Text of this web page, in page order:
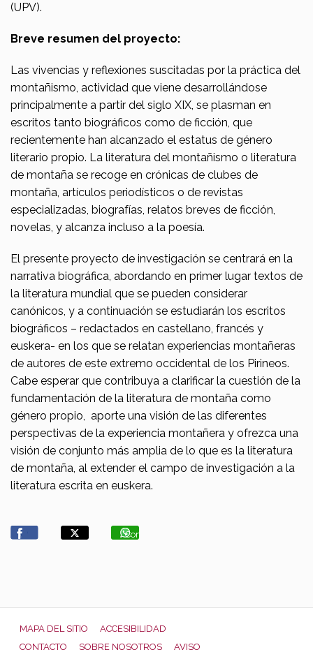
(UPV).
Breve resumen del proyecto:
Las vivencias y reflexiones suscitadas por la práctica del
montañismo, actividad que viene desarrollándose
principalmente a partir del siglo XIX, se plasman en
escritos tanto biográficos como de ficción, que
recientemente han alcanzado el estatus de género
literario propio. La literatura del montañismo o literatura
de montaña se recoge en crónicas de clubes de
montaña, artículos periodísticos o de revistas
especializadas, biografías, relatos breves de ficción,
novelas, y alcanza incluso a la poesía.
El presente proyecto de investigación se centrará en la
narrativa biográfica, abordando en primer lugar textos de
la literatura mundial que se pueden considerar
canónicos, y a continuación se estudiarán los escritos
biográficos – redactados en castellano, francés y
euskera- en los que se relatan experiencias montañeras
de autores de este extremo occidental de los Pirineos.
Cabe esperar que contribuya a clarificar la cuestión de la
fundamentación de la literatura de montaña como
género propio, aporte una visión de las diferentes
perspectivas de la experiencia montañera y ofrezca una
visión de conjunto más amplia de lo que es la literatura
de montaña, al extender el campo de investigación a la
literatura escrita en euskera.
Compartir
MAPA DEL SITIO
ACCESIBILIDAD
CONTACTO
SOBRE NOSOTROS AVISO